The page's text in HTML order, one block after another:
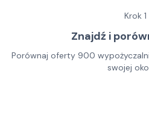
Krok 1
Znajdź i
Porównaj oferty 900
swojej